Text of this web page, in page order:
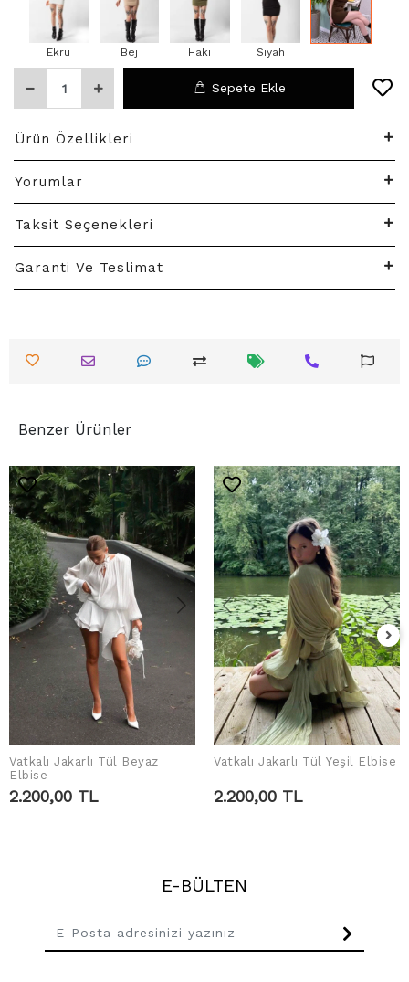
Ekru Bej Haki Siyah
Sepete Ekle
Ürün Özellikleri
Yorumlar
Taksit Seçenekleri
Garanti Ve Teslimat
Benzer Ürünler
SEPETE EKLE
Vatkalı Jakarlı Tül Beyaz
Elbise
2.200,00 TL
SEPETE EKLE
Vatkalı Jakarlı Tül Yeşil Elbise
2.200,00 TL
E-BÜLTEN